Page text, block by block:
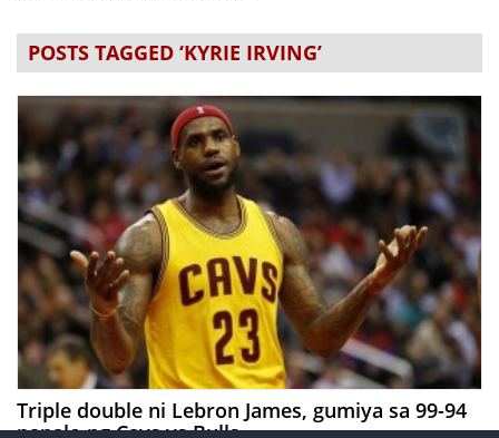
POSTS TAGGED ‘KYRIE IRVING’
Triple double ni Lebron James, gumiya sa 99-94